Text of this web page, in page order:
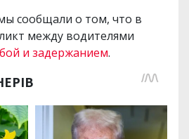
сообщали о том, что в
между водителями
и задержанием.